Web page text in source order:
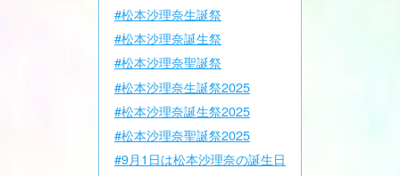
#松本沙理奈生誕祭
#松本沙理奈誕生祭
#松本沙理奈聖誕祭
#松本沙理奈生誕祭2025
#松本沙理奈誕生祭2025
#松本沙理奈聖誕祭2025
#9月1日は松本沙理奈の誕生日